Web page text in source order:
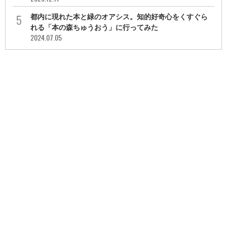
都内に現れた本と緑のオアシス。知的好奇心をくすぐら
れる「本の森ちゅうおう」に行ってみた
2024.07.05